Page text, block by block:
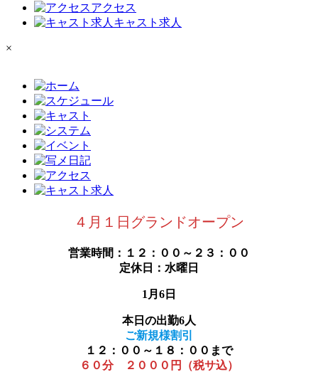
アクセス
キャスト求人
×
４月１日グランドオープン
営業時間：１２：００～２３：００
定休日：水曜日
1月6日
本日の出勤6人
ご新規様割引
１２：００～１８：００まで
６０分 ２０００円（税サ込）